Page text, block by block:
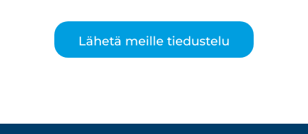
Lähetä meille tiedustelu